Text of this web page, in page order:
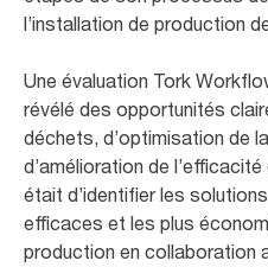
l’installation de production
Une évaluation Tork
révélé des opportunités
déchets, d’optimisation de
d’amélioration de
était d’identifier les
efficaces et les plus
production en collaboration